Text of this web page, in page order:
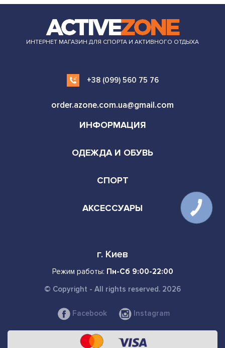
ИНТЕРНЕТ МАГАЗИН ДЛЯ СПОРТА И АКТИВНОГО ОТДЫХА
+38 (099) 560 75 76
order.azone.com.ua@gmail.com
ИНФОРМАЦИЯ
ОДЕЖДА И ОБУВЬ
СПОРТ
АКСЕССУАРЫ
г. Киев
Режим работы: Пн-Сб 9:00-22:00
© Copyright - All rights reserved. 2026
Facebook Instagram